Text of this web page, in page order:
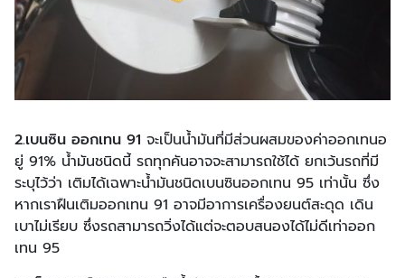
2.เบนซิน ออกเทน 91 จะเป็นน้ำมันที่มีส่วนผสมของค่าออกเทนอ
ยู่ 91% น้ำมันชนิดนี้ รถทุกคันอาจจะสามารถใช้ได้ ยกเว้นรถที่มี
ระบุไว้ว่า เติมได้เฉพาะน้ำมันชนิดเบนซินออกเทน 95 เท่านั้น ซึ่ง
หากเราฝืนเติมออกเทน 91 อาจมีอาการเครื่องยนต์สะดุด เดิน
เบาไม่เรียบ ซึ่งรถสามารถวิ่งได้แต่จะตอบสนองได้ไม่ดีเท่าออก
เทน 95